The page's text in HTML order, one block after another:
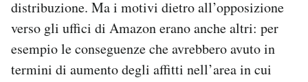
distribuzione. Ma i motivi dietro all’opposizione
verso gli uffici di Amazon erano anche altri: per
esempio le conseguenze che avrebbero avuto in
termini di aumento degli affitti nell’area in cui